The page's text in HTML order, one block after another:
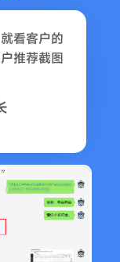
看客户的
推荐截图